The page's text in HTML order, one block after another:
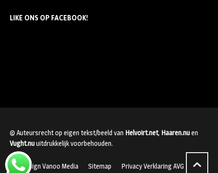
LIKE ONS OP FACEBOOK!
© Auteursrecht op eigen tekst/beeld van Helvoirt.net, Haaren.nuen
Vught.nuuitdrukkelijk voorbehouden.
Webdesign Vanoo Media Sitemap Privacy Verklaring AVG